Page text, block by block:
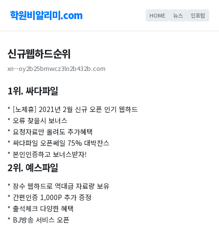
학원비알리미.com HOME 뉴스 인포탑
신규웹하드순위
xn--oy2b25bmwcz3ln2b432b.com
1위. 싸다파일
* [노제휴] 2021년 2월 신규 오픈 인기 웹하드
* 오류 찾을시 보너스
* 요청자료만 올려도 추가혜택
* 싸다파일 오픈쎄일 75% 대박찬스
* 본인인증하고 보너스받자!
2위. 예스파일
* 장수 웹하드로 역대급 자료량 보유
* 간편인증 1,000P 추가 증정
* 출석체크 다양한 혜택
* BJ방송 서비스 오픈